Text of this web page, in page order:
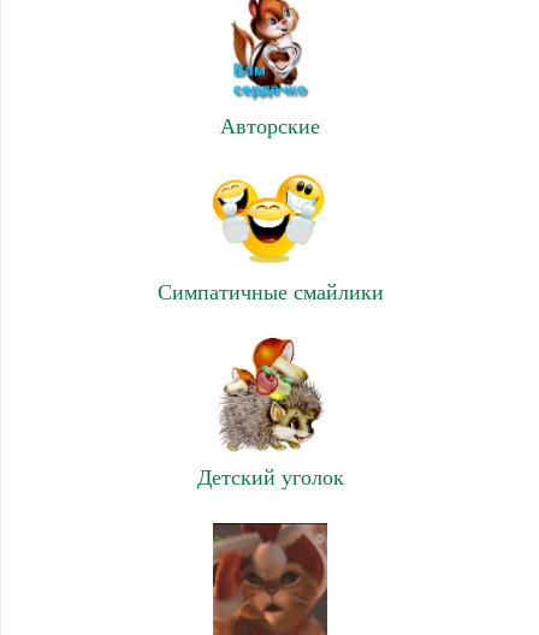
Авторские
Симпатичные смайлики
Детский уголок